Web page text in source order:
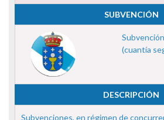
SUBVENCIÓN
(cuantía
DESCRIPCIÓN
Subvenciones, en régimen de